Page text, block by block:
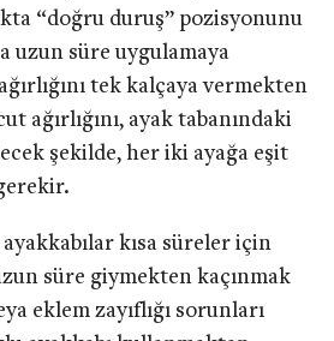
“doğru duruş” pozisyonunu
uzun süre uygulamaya
tek kalçaya vermekten
ağırlığını, ayak tabanındaki
şekilde, her iki ayağa eşit
kısa süreler için
süre giymekten kaçınmak
eklem zayıflığı sorunları